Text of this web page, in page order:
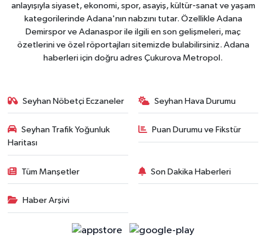
anlayışıyla siyaset, ekonomi, spor, asayiş, kültür-sanat ve yaşam
kategorilerinde Adana'nın nabzını tutar. Özellikle Adana
Demirspor ve Adanaspor ile ilgili en son gelişmeleri, maç
özetlerini ve özel röportajları sitemizde bulabilirsiniz. Adana
haberleri için doğru adres Çukurova Metropol.
Seyhan Nöbetçi Eczaneler Seyhan Hava Durumu
Seyhan Trafik Yoğunluk
Haritası
Puan Durumu ve Fikstür
Tüm Manşetler Son Dakika Haberleri
Haber Arşivi